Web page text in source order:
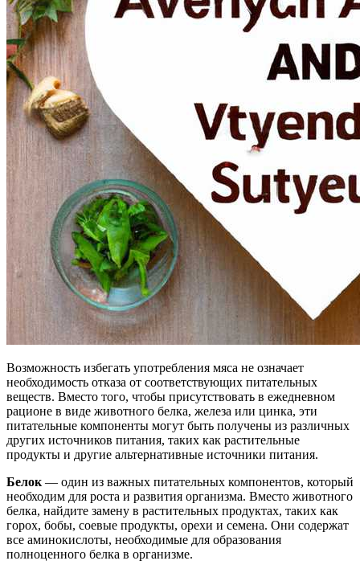
Возможность избегать употребления мяса не означает
необходимость отказа от соответствующих питательных
веществ. Вместо того, чтобы присутствовать в ежедневном
рационе в виде животного белка, железа или цинка, эти
питательные компоненты могут быть получены из различных
других источников питания, таких как растительные
продукты и другие альтернативные источники питания.
Белок — один из важных питательных компонентов, который
необходим для роста и развития организма. Вместо животного
белка, найдите замену в растительных продуктах, таких как
горох, бобы, соевые продукты, орехи и семена. Они содержат
все аминокислоты, необходимые для образования
полноценного белка в организме.